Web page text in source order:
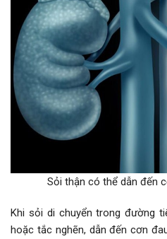
Sỏi thận có thể dẫn đến
Khi sỏi di chuyển trong đường
hoặc tắc nghẽn, dẫn đến cơn